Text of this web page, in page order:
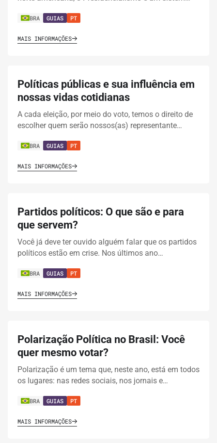
BRA GUIAS PT
MAIS INFORMAÇÕES
Políticas públicas e sua influência em
nossas vidas cotidianas
A cada eleição, por meio do voto, temos o direito de
escolher quem serão nossos(as) representante…
BRA GUIAS PT
MAIS INFORMAÇÕES
Partidos políticos: O que são e para
que servem?
Você já deve ter ouvido alguém falar que os partidos
políticos estão em crise. Nos últimos ano…
BRA GUIAS PT
MAIS INFORMAÇÕES
Polarização Política no Brasil: Você
quer mesmo votar?
Polarização é um tema que, neste ano, está em todos
os lugares: nas redes sociais, nos jornais e…
BRA GUIAS PT
MAIS INFORMAÇÕES